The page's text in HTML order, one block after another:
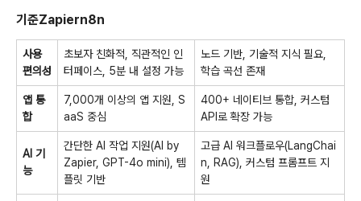
기준Zapiern8n
사용
편의성
초보자 친화적, 직관적인 인
터페이스, 5분 내 설정 가능
노드 기반, 기술적 지식 필요,
학습 곡선 존재
앱 통
합
7,000개 이상의 앱 지원, S
aaS 중심
400+ 네이티브 통합, 커스텀
API로 확장 가능
AI 기
능
간단한 AI 작업 지원(AI by
Zapier, GPT-4o mini), 템
플릿 기반
고급 AI 워크플로우(LangChai
n, RAG), 커스텀 프롬프트 지
원